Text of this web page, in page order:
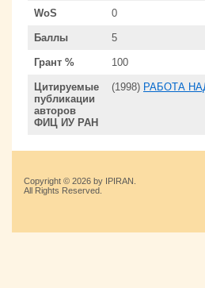
WoS 0
Баллы 5
Грант % 100
Цитируемые
публикации
авторов
ФИЦ ИУ РАН
(1998) РАБОТА
Copyright © 2026 by IPIRAN.
All Rights Reserved.